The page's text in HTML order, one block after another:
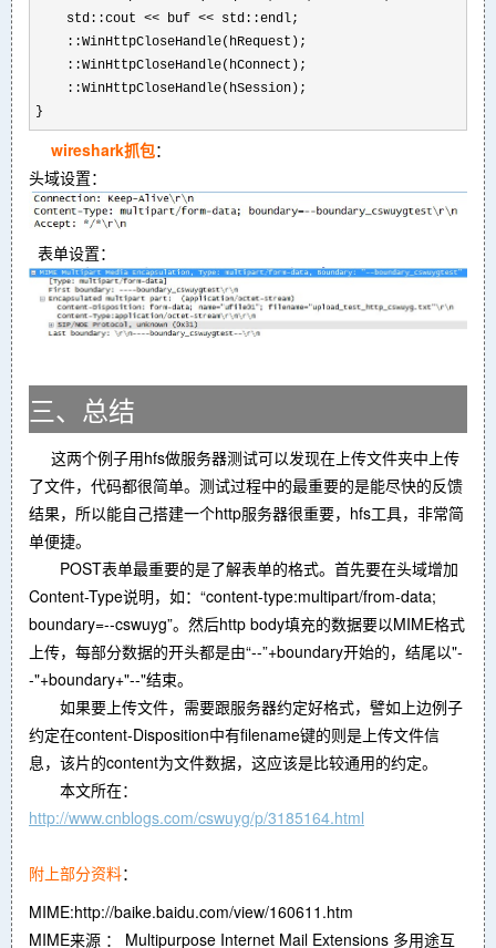
    std::cout
<< buf << std::endl;
    ::WinHttpCloseHandle(hRequest);
    ::WinHttpCloseHandle(hConnect);
    ::WinHttpCloseHandle(hSession);
}
wireshark抓包：
头域设置：
表单设置：
三、总结
这两个例子用hfs做服务器测试可以发现在上传文件夹中上传
了文件，代码都很简单。测试过程中的最重要的是能尽快的反馈
结果，所以能自己搭建一个http服务器很重要，hfs工具，非常简
单便捷。
POST表单最重要的是了解表单的格式。首先要在头域增加
Content-Type说明，如：“content-type:multipart/from-data;
boundary=--cswuyg”。然后http body填充的数据要以MIME格式
上传，每部分数据的开头都是由“--”+boundary开始的，结尾以"-
-"+boundary+"--"结束。
如果要上传文件，需要跟服务器约定好格式，譬如上边例子
约定在content-Disposition中有filename键的则是上传文件信
息，该片的content为文件数据，这应该是比较通用的约定。
本文所在：
http://www.cnblogs.com/cswuyg/p/3185164.html
附上部分资料：
MIME:http://baike.baidu.com/view/160611.htm
MIME来源 ： Multipurpose Internet Mail Extensions 多用途互